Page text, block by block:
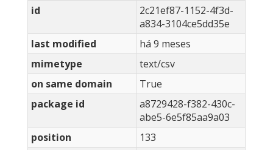
id
2c21ef87-1152-4f3d-
a834-3104ce5dd35e
last modified
há 9 meses
mimetype
text/csv
on same domain
True
package id
a8729428-f382-430c-
abe5-6e5f85aa9a03
position
133